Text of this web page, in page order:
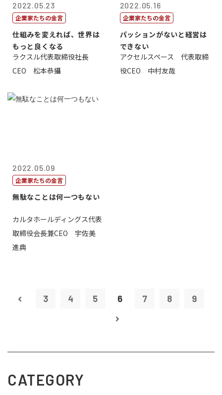
2022.05.23
企業家たちの金言
仕組みを変えれば、世界は
もっと良くなる
ラクスル代表取締役社長
CEO 松本恭攝
2022.05.16
企業家たちの金言
パッションがないと経営は
できない
アクセルスペース 代表取締
役CEO 中村友哉
2022.05.09
企業家たちの金言
無駄なことは何一つもない
カルタホールディングス代表
取締役会長兼CEO 宇佐美
進典
3 4 5 6 7 8 9
CATEGORY